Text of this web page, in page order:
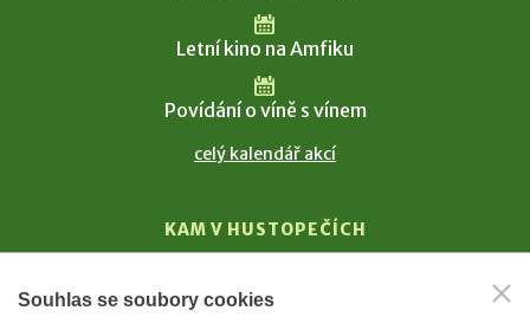
Letní kino na Amfiku
Povídání o víně s vínem
celý kalendář akcí
KAM V HUSTOPEČÍCH
T. G. Masaryk
Souhlas se soubory cookies